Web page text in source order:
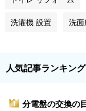
洗濯機 設置 洗
人気記事ランキング
1
分電盤の交換の